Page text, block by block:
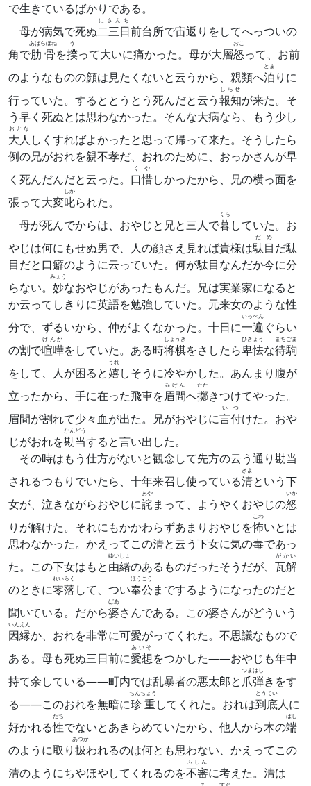
で生きているばかりである。
母が病気で死ぬ二三日
にさんち
前台所で宙返りをしてへっついの
角で肋骨
あばらぼね
を撲
う
って大いに痛かった。母が大層怒
おこ
って、お前
のようなものの顔は見たくないと云うから、親類へ泊
とま
りに
行っていた。するととうとう死んだと云う報知
しらせ
が来た。そ
う早く死ぬとは思わなかった。そんな大病なら、もう少し
大人
おとな
しくすればよかったと思って帰って来た。そうしたら
例の兄がおれを親不孝だ、おれのために、おっかさんが早
く死んだんだと云った。 口惜
くや
しかったから、兄の横っ面を
張って大変叱
しか
られた。
母が死んでからは、おやじと兄と三人で暮
くら
していた。お
やじは何にもせぬ男で、人の顔さえ見れば貴様は駄目
だめ
だ駄
目だと口癖のように云っていた。何が駄目なんだか今に分
らない。 妙
みょう
なおやじがあったもんだ。兄は実業家になると
か云ってしきりに英語を勉強していた。元来女のような性
分で、ずるいから、仲がよくなかった。十日に一遍
いっぺん
ぐらい
の割で喧嘩
けんか
をしていた。ある時将棋
しょうぎ
をさしたら卑怯
ひきょう
な待駒
まちごま
をして、人が困ると嬉
うれ
しそうに冷やかした。あんまり腹が
立ったから、手に在った飛車を眉間
みけん
へ擲
たた
きつけてやった。
眉間が割れて少々血が出た。兄がおやじに言付
いつ
けた。おや
じがおれを勘当
かんどう
すると言い出した。
その時はもう仕方がないと観念して先方の云う通り勘当
されるつもりでいたら、十年来召し使っている清
きよ
という下
女が、泣きながらおやじに詫
あや
まって、ようやくおやじの怒
いか
りが解けた。それにもかかわらずあまりおやじを怖
こわ
いとは
思わなかった。かえってこの清と云う下女に気の毒であっ
た。この下女はもと由緒
ゆいしょ
のあるものだったそうだが、 瓦解
がかい
のときに零落
れいらく
して、つい奉公
ほうこう
までするようになったのだと
聞いている。だから婆
ばあ
さんである。この婆さんがどういう
因縁
いんえん
か、おれを非常に可愛がってくれた。不思議なもので
ある。母も死ぬ三日前に愛想
あいそ
をつかした――おやじも年中
持て余している――町内では乱暴者の悪太郎と 爪弾
つまはじ
きをす
る――このおれを無暗に珍重
ちんちょう
してくれた。おれは到底
とうてい
人に
好かれる性
たち
でないとあきらめていたから、他人から木の端
はし
のように取り扱
あつか
われるのは何とも思わない、かえってこの
清のようにちやほやしてくれるのを不審
ふしん
に考えた。清は
ま すぐ